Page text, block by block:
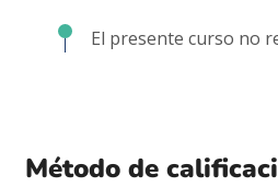
El presente curso no
Método de